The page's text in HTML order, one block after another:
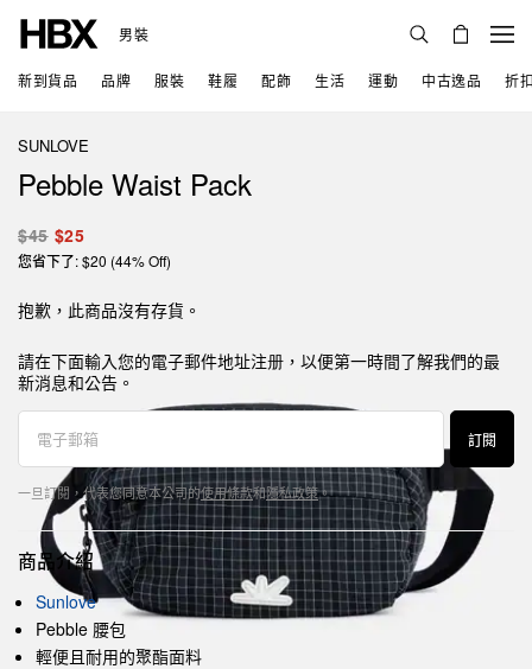
男裝
新到貨品 品牌 服裝 鞋履 配飾 生活 運動 中古逸品 折
SUNLOVE
Pebble Waist Pack
$45 $25
您省下了: $20 (44% Off)
抱歉，此商品沒有存貨。
請在下面輸入您的電子郵件地址注册，以便第一時間了解我們的最
新消息和公告。
訂閱
一旦訂閱，代表您同意本公司的使用條款和隱私政策。
商品介紹
Sunlove
Pebble 腰包
輕便且耐用的聚酯面料